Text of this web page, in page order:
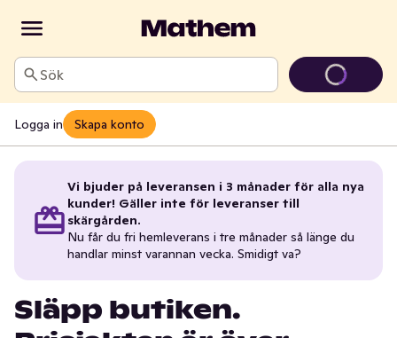
Sök
Logga in Skapa konto
Vi bjuder på leveransen i 3 månader för alla nya
kunder! Gäller inte för leveranser till
skärgården.
Nu får du fri hemleverans i tre månader så länge du
handlar minst varannan vecka. Smidigt va?
Släpp butiken.